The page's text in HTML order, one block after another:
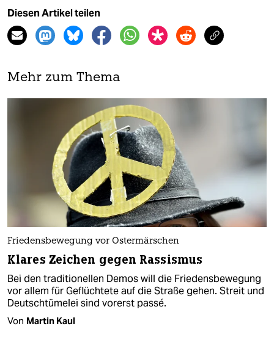
Diesen Artikel teilen
Mehr zum Thema
Friedensbewegung vor Ostermärschen
Klares Zeichen gegen Rassismus
Bei den traditionellen Demos will die Friedensbewegung
vor allem für Geflüchtete auf die Straße gehen. Streit und
Deutschtümelei sind vorerst passé.
Von Martin Kaul